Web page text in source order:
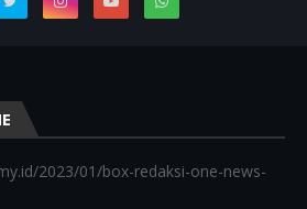
2023/01/box-redaksi-one-news-